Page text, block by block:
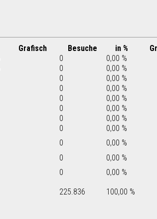
Grafisch Besuche in %
0
0,00 %
0
0,00 %
0
0,00 %
0
0,00 %
0
0,00 %
0
0,00 %
0
0,00 %
0
0,00 %
0
0,00 %
0
0,00 %
0
0,00 %
225.836 100,00 %